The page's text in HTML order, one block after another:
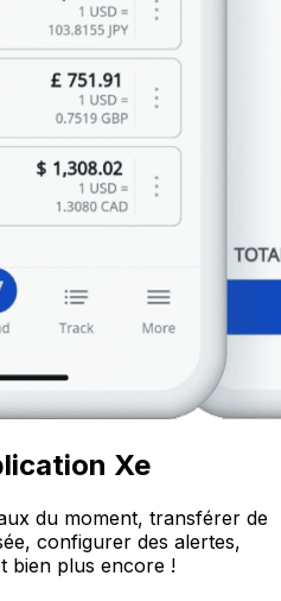
Xe
du moment, transférer de
configurer des alertes,
bien plus encore !